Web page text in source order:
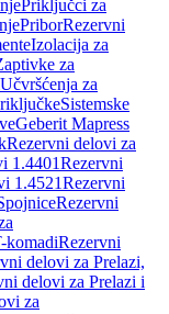
Priključci za
PriborRezervni
Izolacija za
za
Učvršćenja za
Sistemske
Geberit Mapress
Rezervni delovi za
1.4401Rezervni
1.4521Rezervni
Rezervni
komadiRezervni
delovi za Prelazi,
delovi za Prelazi i
za